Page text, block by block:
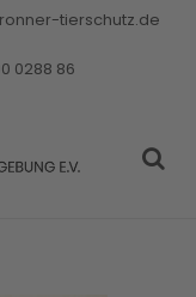
tierschutz.de
0288 86